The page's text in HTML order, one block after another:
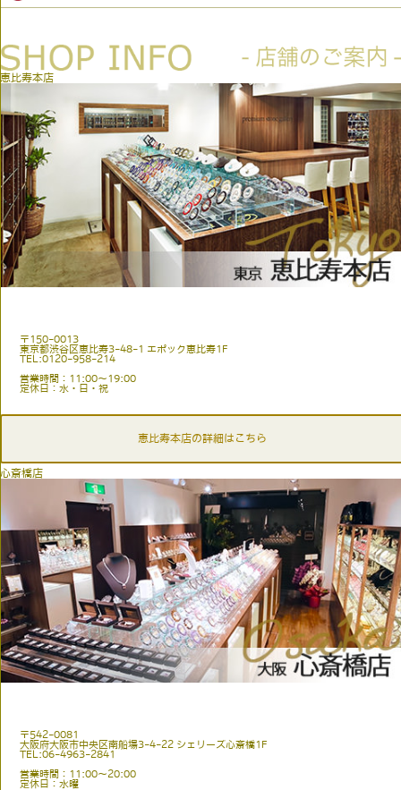
恵比寿本店
〒150-0013
東京都渋谷区恵比寿3-48-1 エポック恵比寿1F
TEL:0120-958-214
営業時間：11:00〜19:00
定休日：水・日・祝
恵比寿本店の詳細はこちら
心斎橋店
〒542-0081
大阪府大阪市中央区南船場3-4-22 シェリーズ心斎橋1F
TEL:06-4963-2841
営業時間：11:00〜20:00
定休日：水曜